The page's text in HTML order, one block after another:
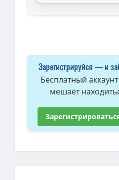
Зарегистрируйся — и
Бесплатный
мешает